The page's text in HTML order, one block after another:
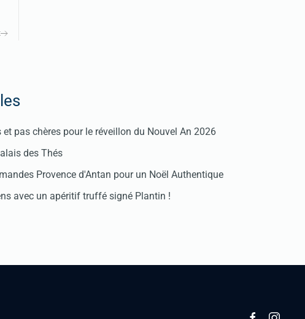
pas chères pour le réveillon du Nouvel An 2026
des Thés
Provence d'Antan pour un Noël Authentique
avec un apéritif truffé signé Plantin !